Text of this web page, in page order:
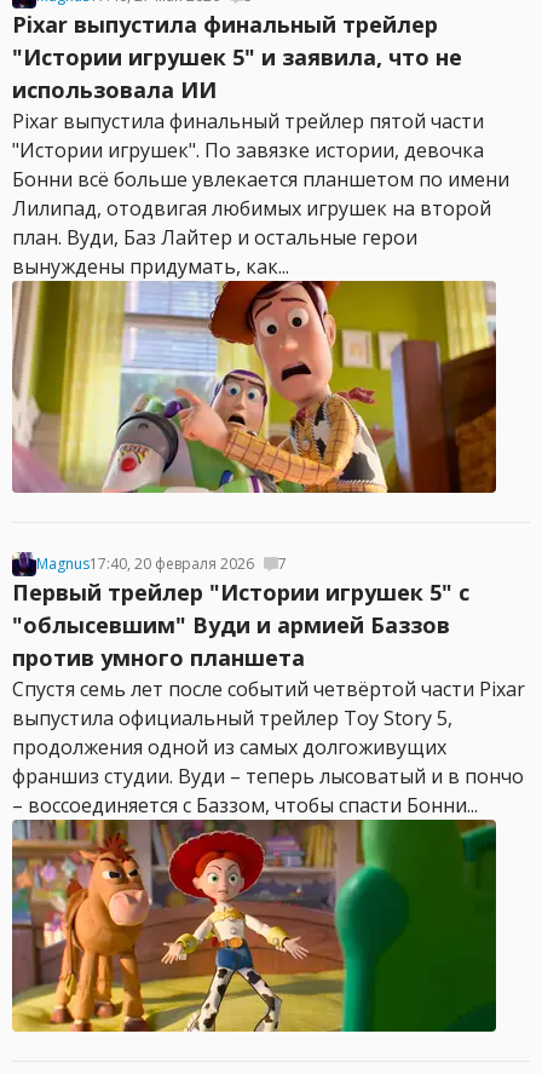
Pixar выпустила финальный трейлер
"Истории игрушек 5" и заявила, что не
использовала ИИ
Pixar выпустила финальный трейлер пятой части
"Истории игрушек". По завязке истории, девочка
Бонни всё больше увлекается планшетом по имени
Лилипад, отодвигая любимых игрушек на второй
план. Вуди, Баз Лайтер и остальные герои
вынуждены придумать, как...
Magnus17:40, 20 февраля 2026 7
Первый трейлер "Истории игрушек 5" с
"облысевшим" Вуди и армией Баззов
против умного планшета
Спустя семь лет после событий четвёртой части Pixar
выпустила официальный трейлер Toy Story 5,
продолжения одной из самых долгоживущих
франшиз студии. Вуди – теперь лысоватый и в пончо
– воссоединяется с Баззом, чтобы спасти Бонни...